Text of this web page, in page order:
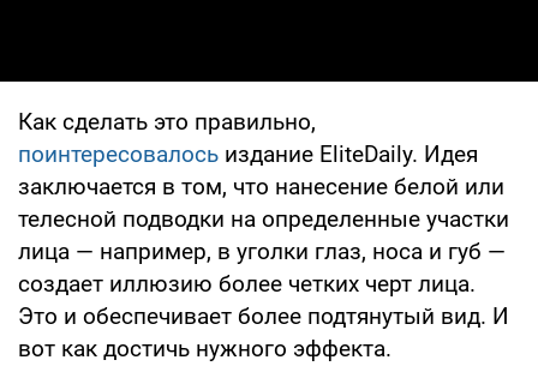
Как сделать это правильно,
поинтересовалось издание EliteDaily. Идея
заключается в том, что нанесение белой или
телесной подводки на определенные участки
лица — например, в уголки глаз, носа и губ —
создает иллюзию более четких черт лица.
Это и обеспечивает более подтянутый вид. И
вот как достичь нужного эффекта.